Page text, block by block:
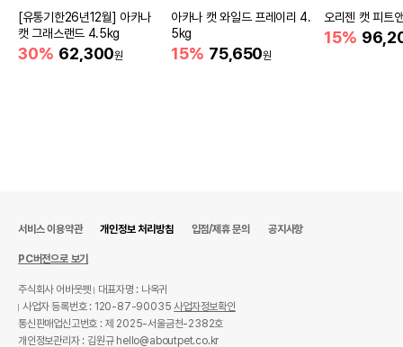
[유통기한26년12월] 아카나
캣 그래스랜드 4.5kg
30% 62,300원
아카나 캣 와일드 프레이리 4.
5kg
15% 75,650원
오리젠 캣 피트
15%
서비스 이용약관 개인정보 처리방침 입점/제휴 문의 공지사항
PC버전으로 보기
주식회사 어바웃펫
대표자명 : 나옥귀
사업자 등록번호 : 120-87-90035사업자정보확인
통신판매업신고번호 : 제 2025-서울금천-2382호
개인정보관리자 : 김원규 hello@aboutpet.co.kr